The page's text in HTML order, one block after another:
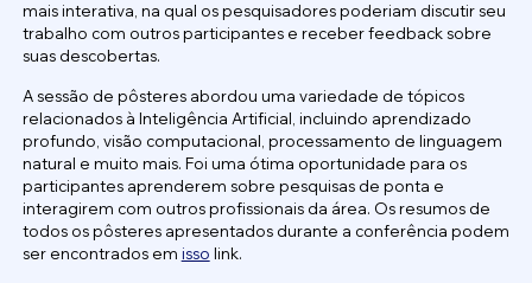
mais interativa, na qual os pesquisadores poderiam discutir seu
trabalho com outros participantes e receber feedback sobre
suas descobertas.
A sessão de pôsteres abordou uma variedade de tópicos
relacionados à Inteligência Artificial, incluindo aprendizado
profundo, visão computacional, processamento de linguagem
natural e muito mais. Foi uma ótima oportunidade para os
participantes aprenderem sobre pesquisas de ponta e
interagirem com outros profissionais da área. Os resumos de
todos os pôsteres apresentados durante a conferência podem
ser encontrados em isso link.